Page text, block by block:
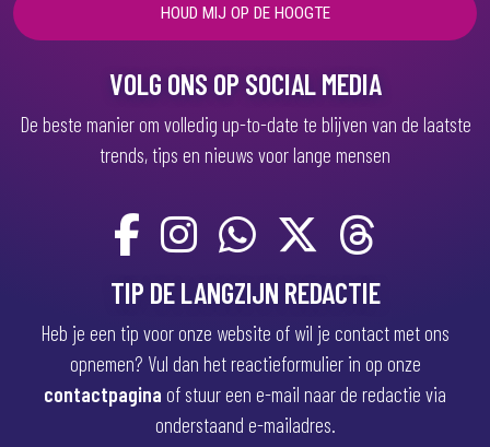
i
VOLG ONS OP SOCIAL MEDIA
De beste manier om volledig up-to-date te blijven van de laatste
trends, tips en nieuws voor lange mensen
TIP DE LANGZIJN REDACTIE
Heb je een tip voor onze website of wil je contact met ons
opnemen? Vul dan het reactieformulier in op onze
contactpagina of stuur een e-mail naar de redactie via
onderstaand e-mailadres.